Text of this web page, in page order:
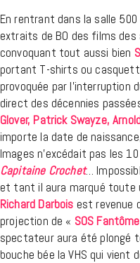
En rentrant dans la salle 500
extraits de BO des films
convoquant tout aussi bien
portant T-shirts ou
provoquée par l’interruption
direct des décennies
Glover, Patrick Swayze,
importe la date de
Images n’excédait pas les
Capitaine Crochet…
et tant il aura marqué toute
Richard Darbois est revenue
projection de « SOS
spectateur aura été plongé
bouche bée la VHS qui vient